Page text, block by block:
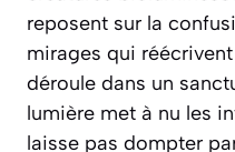
reposent sur la
mirages qui
déroule dans un
lumière met à nu les
laisse pas dompter